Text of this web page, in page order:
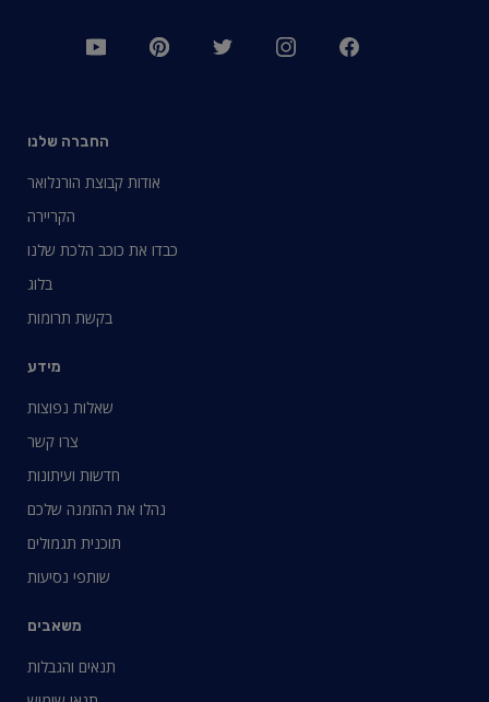
החברה שלנו
אודות קבוצת הורנלואר
הקריירה
כבדו את כוכב הלכת שלנו
בלוג
בקשת תרומות
מידע
שאלות נפוצות
צרו קשר
חדשות ועיתונות
נהלו את ההזמנה שלכם
תוכנית תגמולים
שותפי נסיעות
משאבים
תנאים והגבלות